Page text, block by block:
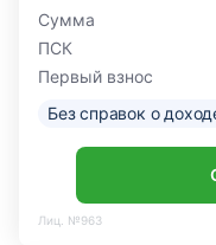
Сумма
ПСК
Первый взнос
Без справок о
Лиц. №963